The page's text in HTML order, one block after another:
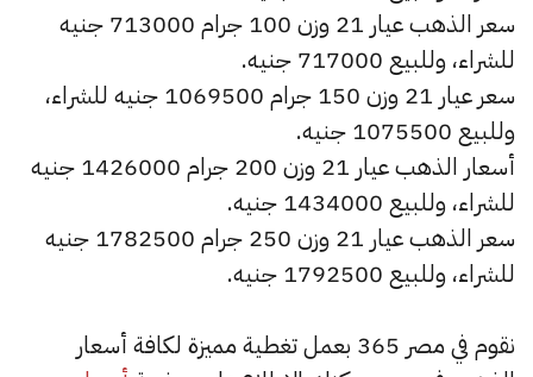
سعر الذهب عيار 21 وزن 100 جرام 713000 جنيه
للشراء، وللبيع 717000 جنيه.
سعر عيار 21 وزن 150 جرام 1069500 جنيه للشراء،
وللبيع 1075500 جنيه.
أسعار الذهب عيار 21 وزن 200 جرام 1426000 جنيه
للشراء، وللبيع 1434000 جنيه.
سعر الذهب عيار 21 وزن 250 جرام 1782500 جنيه
للشراء، وللبيع 1792500 جنيه.
نقوم في مصر 365 بعمل تغطية مميزة لكافة أسعار